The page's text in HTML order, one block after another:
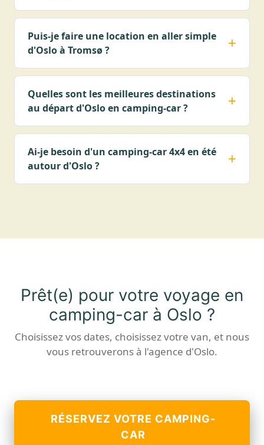
Puis-je faire une location en aller simple
d'Oslo à Tromsø ?
Quelles sont les meilleures destinations
au départ d'Oslo en camping-car ?
Ai-je besoin d'un camping-car 4x4 en été
autour d'Oslo ?
Prêt(e) pour votre voyage en
camping-car à Oslo ?
Choisissez vos dates, choisissez votre van, et nous
vous retrouverons à l'agence d'Oslo.
RÉSERVEZ VOTRE CAMPING-
CAR